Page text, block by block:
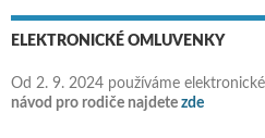
ELEKTRONICKÉ OMLUVENKY
Od 2. 9. 2024 používáme
návod pro rodiče najdete zde